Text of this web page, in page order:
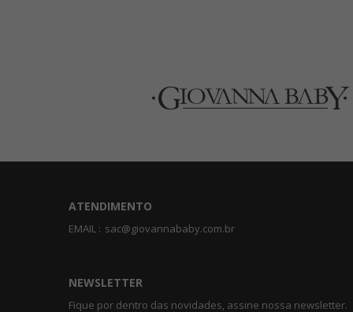
ATENDIMENTO
EMAIL : sac@giovannababy.com.br
NEWSLETTER
Fique por dentro das novidades, assine nossa newsletter.